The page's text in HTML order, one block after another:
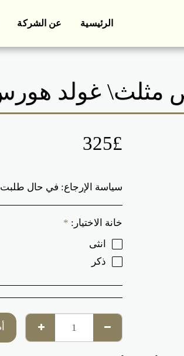
الرئيسية عن الشركة
مثلث\ غولد
325£
سياسة الإرجاع: في حال طلبت ارجاع أو تبديل أي منتج, ستتكفل باجور التوصيل من جديد. ننصح باختيار منتجاتك بعناية والتأكد من الصورة المرفقة,
خانة الاختيار: *
انثى
ذكر